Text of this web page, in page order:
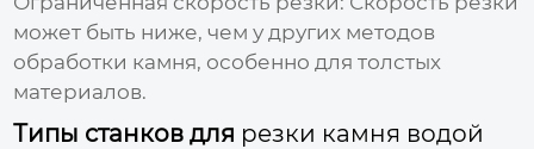
может быть ниже, чем у других методов
обработки камня, особенно для толстых
материалов.
Типы станков для резки камня водой